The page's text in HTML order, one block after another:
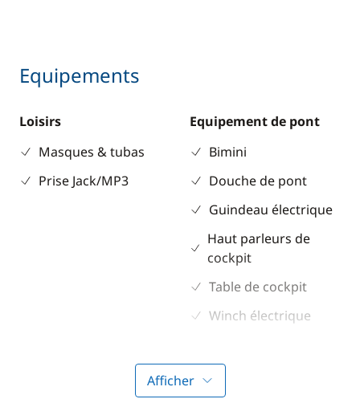
Equipements
Loisirs
Masques & tubas
Prise Jack/MP3
Equipement de pont
Bimini
Douche de pont
Guindeau électrique
Haut parleurs de
cockpit
Table de cockpit
Winch électrique
Divers
Afficher